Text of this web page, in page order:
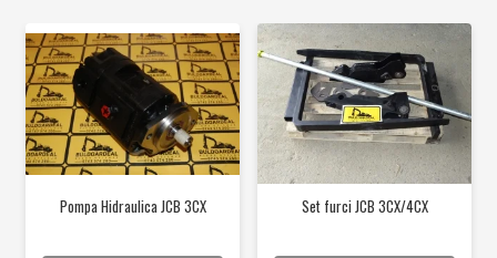
Pompa Hidraulica JCB 3CX Set furci JCB 3CX/4CX